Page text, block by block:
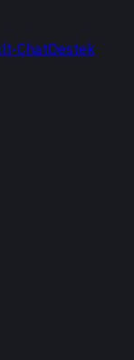
t-ChatDestek